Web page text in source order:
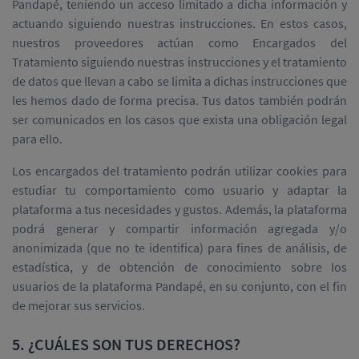
Pandapé, teniendo un acceso limitado a dicha información y
actuando siguiendo nuestras instrucciones. En estos casos,
nuestros proveedores actúan como Encargados del
Tratamiento siguiendo nuestras instrucciones y el tratamiento
de datos que llevan a cabo se limita a dichas instrucciones que
les hemos dado de forma precisa. Tus datos también podrán
ser comunicados en los casos que exista una obligación legal
para ello.
Los encargados del tratamiento podrán utilizar cookies para
estudiar tu comportamiento como usuario y adaptar la
plataforma a tus necesidades y gustos. Además, la plataforma
podrá generar y compartir información agregada y/o
anonimizada (que no te identifica) para fines de análisis, de
estadística, y de obtención de conocimiento sobre los
usuarios de la plataforma Pandapé, en su conjunto, con el fin
de mejorar sus servicios.
5. ¿CUÁLES SON TUS DERECHOS?